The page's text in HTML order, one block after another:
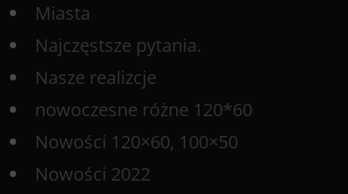
Miasta
Najczęstsze pytania.
Nasze realizcje
nowoczesne różne 120*60
Nowości 120×60, 100×50
Nowości 2022